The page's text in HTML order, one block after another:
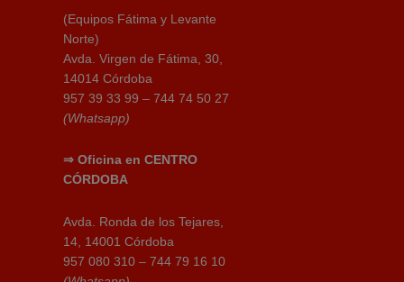
(Equipos Fátima y Levante
Norte)
Avda. Virgen de Fátima, 30,
14014 Córdoba
957 39 33 99 – 744 74 50 27
(Whatsapp)
⇒ Oficina en CENTRO
CÓRDOBA
Avda. Ronda de los Tejares,
14, 14001 Córdoba
957 080 310 – 744 79 16 10